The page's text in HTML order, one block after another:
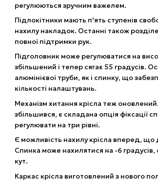
регулюються зручним важелем.
Підлокітники мають п'ять ступенів
нахилу накладок. Останні також
повної підтримки рук.
Підголовник може регулюватися на
збільшений і тепер сягає 55 градусів.
алюмінієвої труби, як і спинку, що
кількості налаштувань.
Механізм хитання крісла теж
збільшився, є складана опція фіксації
регулювати на три рівні.
Є можливість нахилу крісла вперед,
Спинка може нахилятися на -6
кут.
Каркас крісла виготовлений з нового